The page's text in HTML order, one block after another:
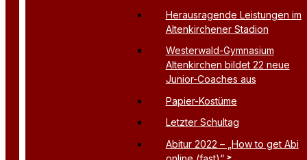
Herausragende Leistungen im
Altenkirchener Stadion
Westerwald-Gymnasium
Altenkirchen bildet 22 neue
Junior-Coaches aus
Papier-Kostüme
Letzter Schultag
Abitur 2022 – „How to get Abi